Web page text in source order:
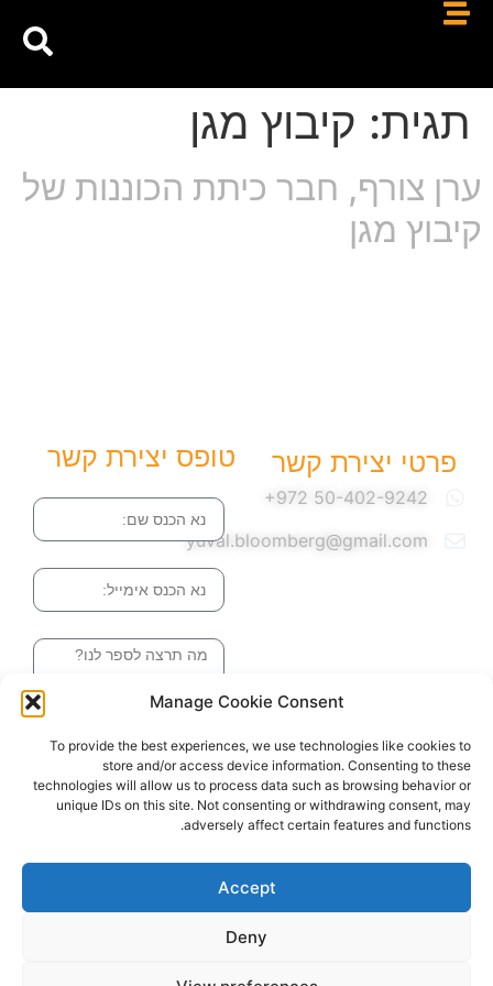
Manage Cookie Consent
To provide the best experiences, we use technologies like cookies to
store and/or access device information. Consenting to these
technologies will allow us to process data such as browsing behavior or
unique IDs on this site. Not consenting or withdrawing consent, may
adversely affect certain features and functions.
Accept
Deny
תגית: קיבוץ מגן
ערן צורף, חבר כיתת הכוננות של
קיבוץ מגן
פרטי יצירת קשר
yuval.bloomberg@gmail.com
טופס יצירת קשר
שליחה והטופס
בדרך אלינו
האתר עוצב ונבנה ע"י סטודיו מומנטום